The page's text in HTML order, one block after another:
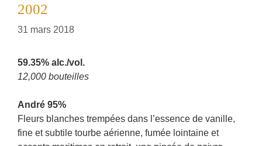
2002
31 mars 2018
59.35% alc./vol.
12,000 bouteilles
André 95%
Fleurs blanches trempées dans l’essence de vanille,
fine et subtile tourbe aérienne, fumée lointaine et